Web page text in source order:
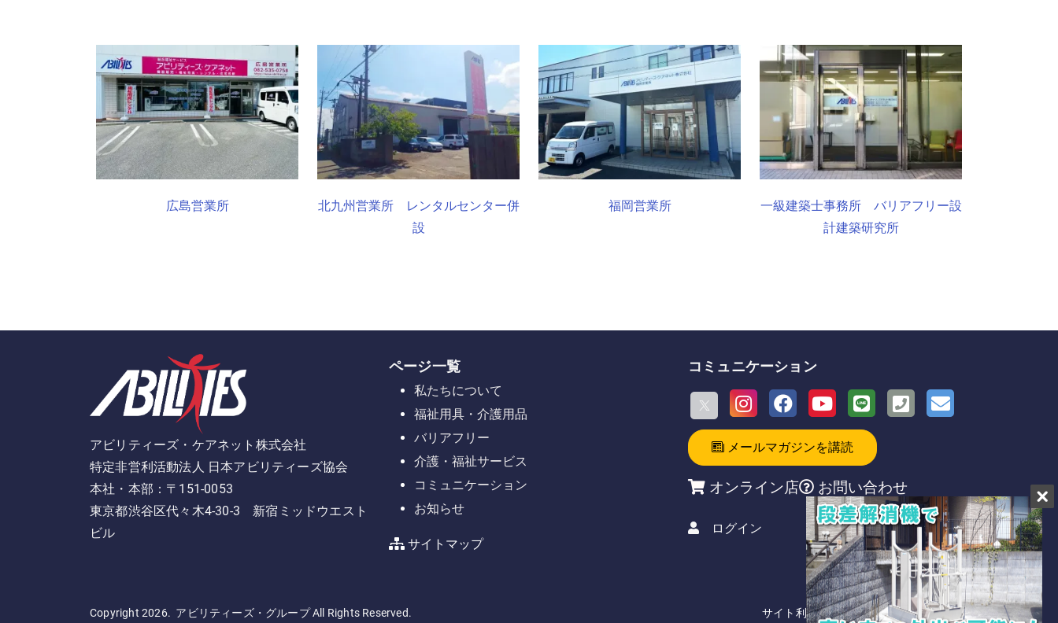
広島営業所
北九州営業所 レンタルセンター併
設
福岡営業所
一級建築士事務所 バリアフリー設
計建築研究所
アビリティーズ・ケアネット株式会社
特定非営利活動法人 日本アビリティーズ協会
本社・本部：〒151-0053
東京都渋谷区代々木4-30-3 新宿ミッドウエスト
ビル
ページ一覧
私たちについて
福祉用具・介護用品
バリアフリー
介護・福祉サービス
コミュニケーション
お知らせ
サイトマップ
コミュニケーション
メールマガジンを講読
オンライン店 お問い合わせ
ログイン
Copyright 2026. アビリティーズ・グループ All Rights Reserved. サイト利用規約／プライバシーポリシー